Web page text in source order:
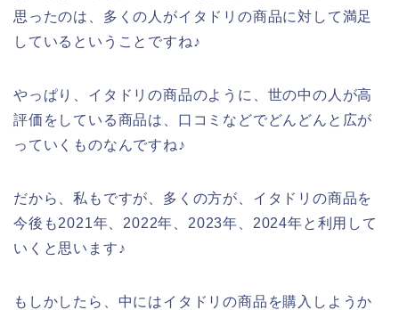
思ったのは、多くの人がイタドリの商品に対して満足
しているということですね♪
やっぱり、イタドリの商品のように、世の中の人が高
評価をしている商品は、口コミなどでどんどんと広が
っていくものなんですね♪
だから、私もですが、多くの方が、イタドリの商品を
今後も2021年、2022年、2023年、2024年と利用して
いくと思います♪
もしかしたら、中にはイタドリの商品を購入しようか